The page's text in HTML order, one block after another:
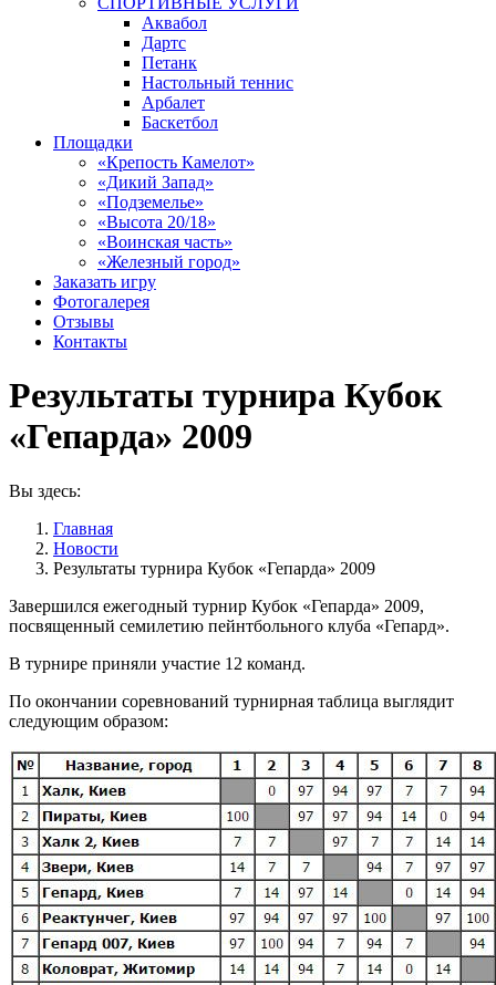
Аквабол
Дартс
Петанк
Настольный теннис
Арбалет
Баскетбол
Площадки
«Крепость Камелот»
«Дикий Запад»
«Подземелье»
«Высота 20/18»
«Воинская часть»
«Железный город»
Заказать игру
Фотогалерея
Отзывы
Контакты
Результаты турнира Кубок
«Гепарда» 2009
Вы здесь:
Главная
Новости
Результаты турнира Кубок «Гепарда» 2009
Завершился ежегодный турнир Кубок «Гепарда» 2009,
посвященный семилетию пейнтбольного клуба «Гепард».
В турнире приняли участие 12 команд.
По окончании соревнований турнирная таблица выглядит
следующим образом: